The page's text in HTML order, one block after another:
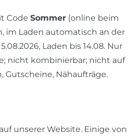
Code Sommer (online beim
im Laden automatisch an der
Laden bis 14.08. Nur
nicht kombinierbar; nicht auf
Gutscheine, Nähaufträge.
unserer Website. Einige von